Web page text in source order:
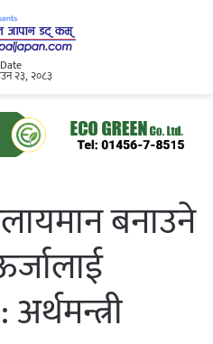
Date
२३, २०८३
बनाउने